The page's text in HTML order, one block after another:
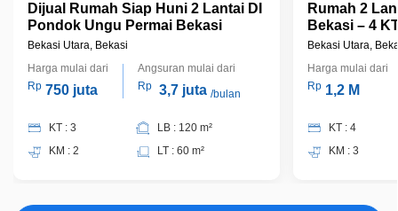
Dijual Rumah Siap Huni 2 Lantai DI
Pondok Ungu Permai Bekasi
Bekasi Utara, Bekasi
Harga mulai dari
Rp 750 juta
Angsuran mulai dari
Rp 3,7 juta /bulan
KT : 3
KM : 2
LB : 120 m²
LT : 60 m²
Rumah 2
Bekasi – 4
Nego!
Bekasi Utara,
Harga mulai dari
Rp 1,2 M
KT : 4
KM : 3